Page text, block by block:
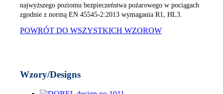
najwyższego poziomu bezpieczeństwa pożarowego w pociągach
zgodnie z normą EN 45545-2:2013 wymagania R1, HL3.
POWRÓT DO WSZYSTKICH WZOROW
Wzory/Designs